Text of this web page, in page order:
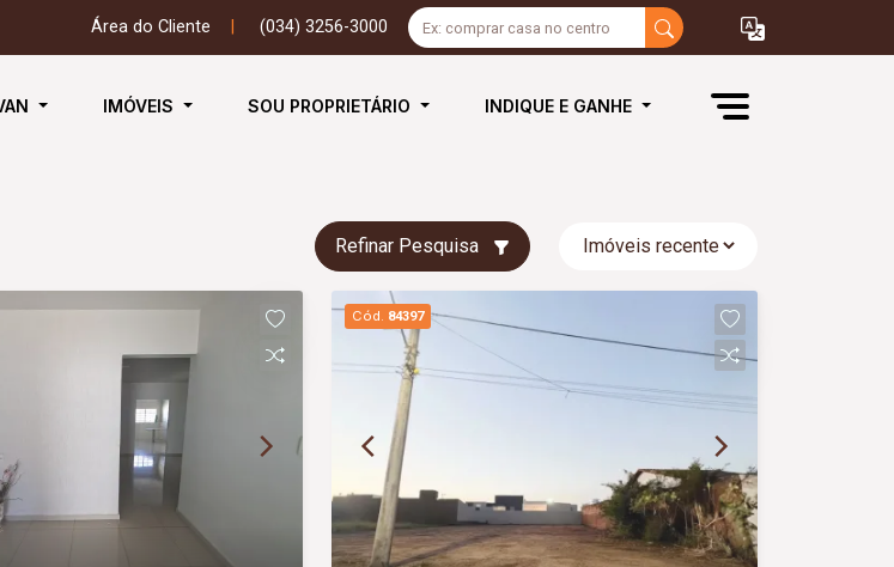
Área do Cliente (034) 3256-3000
IMÓVEIS SOU PROPRIETÁRIO INDIQUE E GANHE
Refinar Pesquisa
Cód. 84397